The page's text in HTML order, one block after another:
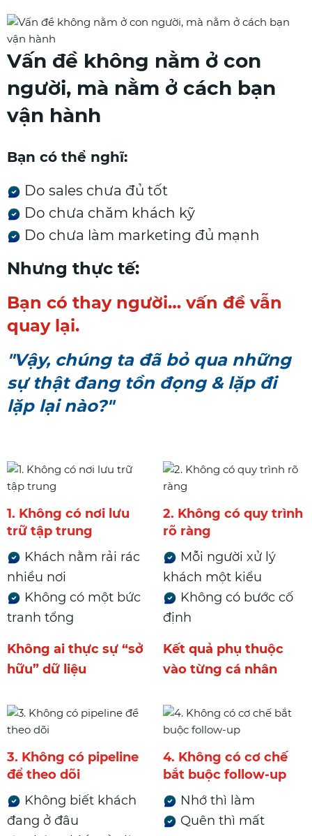
Vấn đề không nằm ở con
người, mà nằm ở cách bạn
vận hành
Bạn có thể nghĩ:
Do sales chưa đủ tốt
Do chưa chăm khách kỹ
Do chưa làm marketing đủ mạnh
Nhưng thực tế:
Bạn có thay người… vấn đề vẫn
quay lại.
"Vậy, chúng ta đã bỏ qua những
sự thật đang tồn đọng & lặp đi
lặp lại nào?"
1. Không có nơi lưu
trữ tập trung
Khách nằm rải rác
nhiều nơi
Không có một bức
tranh tổng
Không ai thực sự “sở
hữu” dữ liệu
2. Không có quy trình
rõ ràng
Mỗi người xử lý
khách một kiểu
Không có bước cố
định
Kết quả phụ thuộc
vào từng cá nhân
3. Không có pipeline
để theo dõi
Không biết khách
đang ở đâu
4. Không có cơ chế
bắt buộc follow-up
Nhớ thì làm
Quên thì mất